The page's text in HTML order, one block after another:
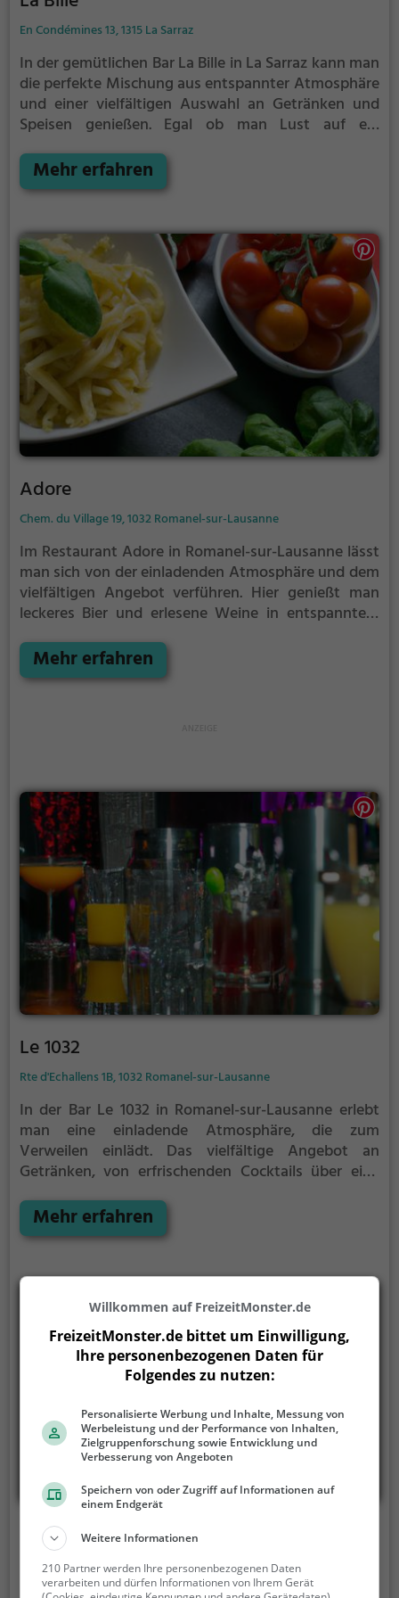
En Condémines 13, 1315 La Sarraz
In der gemütlichen Bar La Bille in La Sarraz kann man
die perfekte Mischung aus entspannter Atmosphäre
und einer vielfältigen Auswahl an Getränken und
Speisen genießen. Egal ob man Lust auf ein
hat, hier wird man fündig. Tauche ein in das
einladende Ambiente, lass den Alltag hinter dir und
charmanten Bar. Mit ihrem breiten Angebot an
Getränken und kleinen Snacks bietet die Bar La Bille
für jeden Geschmack das Passende und lässt keine
Wünsche offen.
Mehr erfahren
Adore
Chem. du Village 19, 1032 Romanel-sur-Lausanne
Im Restaurant Adore in Romanel-sur-Lausanne lässt
man sich von der einladenden Atmosphäre und dem
vielfältigen Angebot verführen. Hier genießt man
leckeres Bier und erlesene Weine in entspanntem
europäische Spezialitäten, knusprige Pizza,
italienische Klassiker, köstliche Sandwiches oder
Frühstücksangebot.
Mehr erfahren
Le 1032
Rte d'Echallens 1B, 1032 Romanel-sur-Lausanne
In der Bar Le 1032 in Romanel-sur-Lausanne erlebt
man eine einladende Atmosphäre, die zum
Verweilen einlädt. Das vielfältige Angebot an
Getränken, von erfrischenden Cocktails über eine
Biersorten, lässt keine Wünsche offen. Dazu werden
leckere, passende Speisen serviert. Ein Ort, an dem
Die Bar Le 1032 ist definitiv einen Besuch wert.
Mehr erfahren
Duo
Grand'Rue 83, 1373 Chavornay
Willkommen auf FreizeitMonster.de
FreizeitMonster.de bittet um Einwilligung,
Ihre personenbezogenen Daten für
Folgendes zu nutzen:
Personalisierte Werbung und Inhalte, Messung von
Werbeleistung und der Performance von Inhalten,
Zielgruppenforschung sowie Entwicklung und
Verbesserung von Angeboten
Speichern von oder Zugriff auf Informationen auf
einem Endgerät
Weitere Informationen
210 Partner werden Ihre personenbezogenen Daten
verarbeiten und dürfen Informationen von Ihrem Gerät